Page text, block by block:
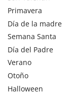
Primavera
Día de la madre
Semana Santa
Día del Padre
Verano
Otoño
Halloween